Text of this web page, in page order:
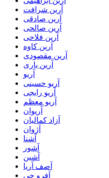
آرین شرافت
آرین صادقی
آرین صالحی
آرین فلاحی
آرین کاوه
آرین مقصودی
آرین یاری
آریو
آریو حسینی
آریو رایجی
آریو معظم
آریوان
آزاد کمالیان
آژوان
آشنا
آشور
آشین
آصف آریا
آفرو جی